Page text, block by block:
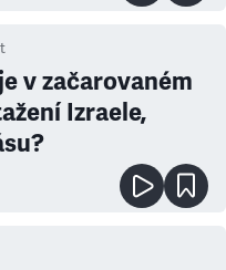
v začarovaném
Izraele,